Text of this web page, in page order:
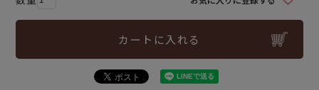
カートに入れる